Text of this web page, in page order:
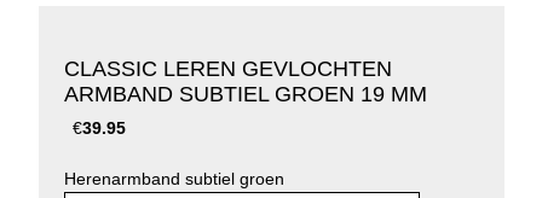
CLASSIC LEREN GEVLOCHTEN
ARMBAND SUBTIEL GROEN 19 MM
€39.95
Herenarmband subtiel groen